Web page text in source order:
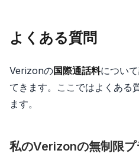
よくある質問
Verizonの国際通話料につい
てきます。ここではよくある
ます。
私のVerizonの無制限